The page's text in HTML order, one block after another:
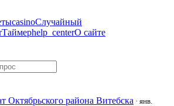
casinoСлучайный
Таймерhelp_centerО сайте
района Витебска · янв.